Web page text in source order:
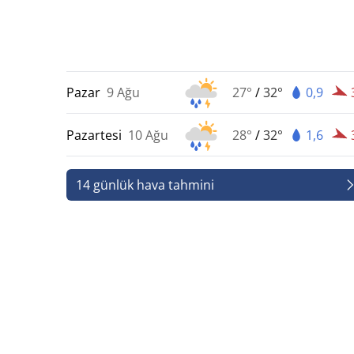
Pazar 9 Ağu 27° /32° 0,9
Pazartesi 10 Ağu 28° /32° 1,6
14 günlük hava tahmini